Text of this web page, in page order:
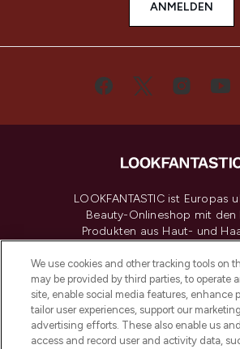
ANMELDEN
LOOKFANTASTIC ist Europas
Beauty-Onlineshop mit den
Produkten aus Haut- und
renommierten Marken.
oder über die App mit
Lieferung ab einem
Cookie-Einwilligung
We use cookies and other tracking tools on
may be provided by third parties, to operate
site, enable social media features, enhance
tailor user experiences, support our
advertising efforts. These also enable us
access and record user and activity data,